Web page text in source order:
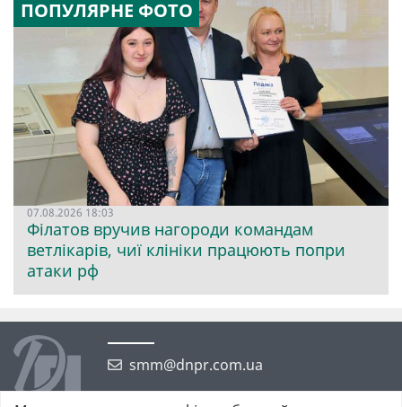
ПОПУЛЯРНЕ ФОТО
07.08.2026 18:03
Філатов вручив нагороди командам
ветлікарів, чиї клініки працюють попри
атаки рф
smm@dnpr.com.ua